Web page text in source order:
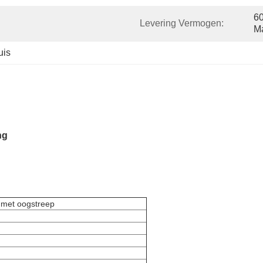
Levering Vermogen:
oogstreep